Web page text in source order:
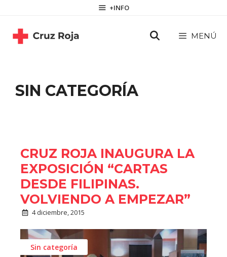
contenido
+INFO
MENÚ
SIN CATEGORÍA
CRUZ ROJA INAUGURA LA
EXPOSICIÓN “CARTAS
DESDE FILIPINAS.
VOLVIENDO A EMPEZAR”
4 diciembre, 2015
Sin categoría